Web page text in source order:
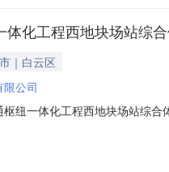
化工程西地块场站综
｜白云区
公司
纽一体化工程西地块场站综
中评定一家单位作为项目业
、商务用地（